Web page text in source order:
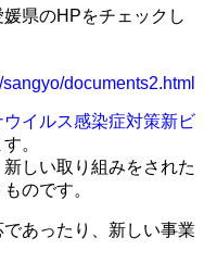
県のHPをチェックし
documents2.html
ウイルス感染症対策新ビ
。
しい取り組みをされた
のです。
あったり、新しい事業